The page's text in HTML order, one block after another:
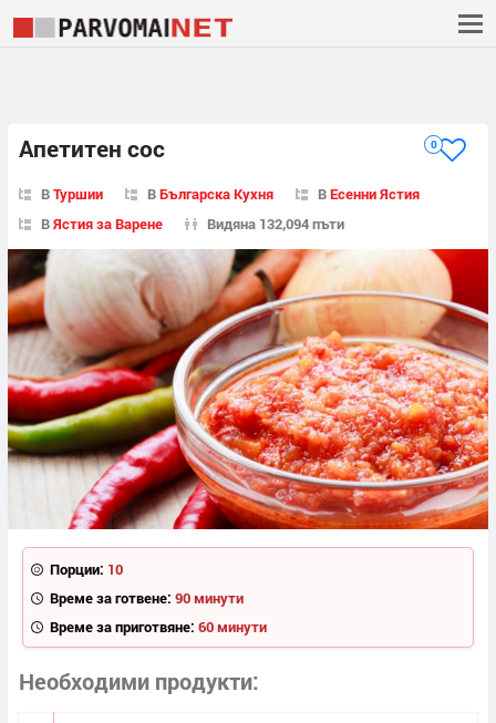
Апетитен сос 0
ВТуршии ВБългарска Кухня ВЕсенни Ястия
ВЯстия за Варене Видяна 132,094 пъти
Порции: 10
Време за готвене: 90 минути
Време за приготвяне: 60 минути
Необходими продукти